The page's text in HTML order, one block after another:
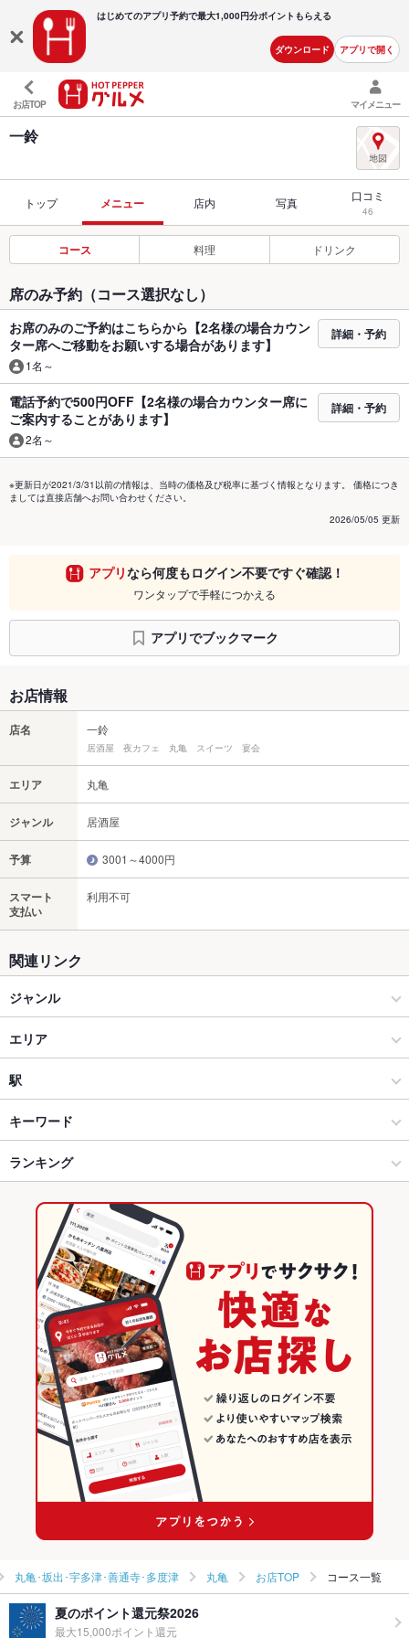
はじめてのアプリ予約で最大1,000円分ポイントもらえる
ダウンロード アプリで開く
お店TOP マイメニュー
一鈴
トップ メニュー 店内 写真 口コミ
46
コース 料理 ドリンク
席のみ予約（コース選択なし）
お席のみのご予約はこちらから【2名様の場合カウン
ター席へご移動をお願いする場合があります】
1名～
詳細・予約
電話予約で500円OFF【2名様の場合カウンター席に
ご案内することがあります】
2名～
詳細・予約
※更新日が2021/3/31以前の情報は、当時の価格及び税率に基づく情報となります。 価格につき
ましては直接店舗へお問い合わせください。
2026/05/05 更新
アプリなら何度もログイン不要ですぐ確認！
ワンタップで手軽につかえる
アプリでブックマーク
お店情報
店名 一鈴
居酒屋 夜カフェ 丸亀 スイーツ 宴会
エリア 丸亀
ジャンル 居酒屋
予算 3001～4000円
スマート
支払い
利用不可
関連リンク
ジャンル
居酒屋
和風
丸亀･坂出･宇多津･善通寺･多度津 × 居酒屋
丸亀･坂出･宇多津･善通寺･多度津 × 和風
讃岐塩屋駅 × 居酒屋
讃岐塩屋駅 × 和風
エリア
丸亀
丸亀 × 居酒屋
丸亀 × 和風
香川 × 居酒屋
香川 × 和風
駅
讃岐塩屋駅
丸亀駅
キーワード
肉じゃが フライドポテト
ランキング
香川のグルメランキング
香川の居酒屋ランキング
丸亀･坂出･宇多津･善通寺･多度津のグルメランキング
丸亀･坂出･宇多津･善通寺･多度津の居酒屋ランキング
丸亀のグルメランキング
丸亀の居酒屋ランキング
丸亀･坂出･宇多津･善通寺･多度津 丸亀 お店TOP コース一覧
夏のポイント還元祭2026
最大15,000ポイント還元